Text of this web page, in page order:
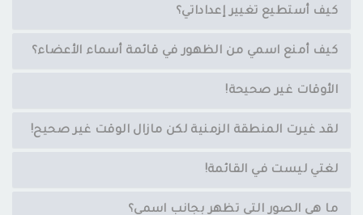
كيف أستطيع تغيير إعداداتي؟
كيف أمنع اسمي من الظهور في قائمة أسماء الأعضاء؟
الأوقات غير صحيحة!
لقد غيرت المنطقة الزمنية لكن مازال الوقت غير صحيح!
لغتي ليست في القائمة!
ما هي الصور التي تظهر بجانب اسمي؟